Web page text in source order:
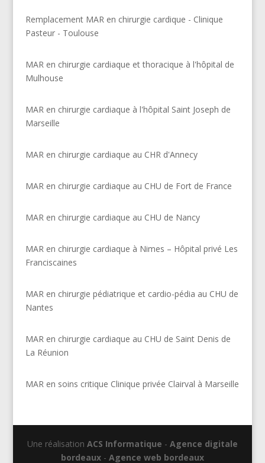
Remplacement MAR en chirurgie cardique - Clinique
Pasteur - Toulouse
MAR en chirurgie cardiaque et thoracique à l'hôpital de
Mulhouse
MAR en chirurgie cardiaque à l'hôpital Saint Joseph de
Marseille
MAR en chirurgie cardiaque au CHR d'Annecy
MAR en chirurgie cardiaque au CHU de Fort de France
MAR en chirurgie cardiaque au CHU de Nancy
MAR en chirurgie cardiaque à Nimes – Hôpital privé Les
Franciscaines
MAR en chirurgie pédiatrique et cardio-pédia au CHU de
Nantes
MAR en chirurgie cardiaque au CHU de Saint Denis de
La Réunion
MAR en soins critique Clinique privée Clairval à Marseille
Une réalisation ACS Informatique - Agence digitale
bordeaux- Agence web bordeaux